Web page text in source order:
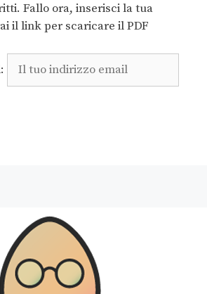
Fallo ora, inserisci la tua
il link per scaricare il PDF